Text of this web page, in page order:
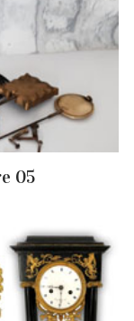
05